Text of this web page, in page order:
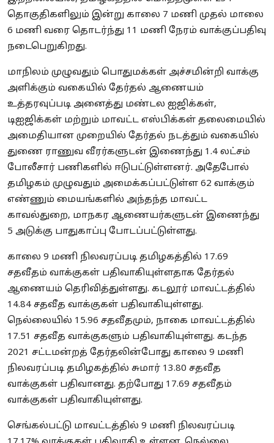
தொகுதிகளிலும் இன்று காலை 7 மணி முதல் மாலை
6 மணி வரை தொடர்ந்து 11 மணி நேரம் வாக்குப்பதிவு
நடைபெறுகிறது.
மாநிலம் முழுவதும் பொதுமக்கள் அச்சமின்றி வாக்கு
அளிக்கும் வகையில் தேர்தல் ஆணையம்
உத்தரவுப்படி அனைத்து மண்டல ஐஜிக்கள்,
டிஐஜிக்கள் மற்றும் மாவட்ட எஸ்பிக்கள் தலைமையில்
அமைதியான முறையில் தேர்தல் நடத்தும் வகையில்
துணை ராணுவ வீரர்களுடன் இணைந்து 1.4 லட்சம்
போலீசார் பணிகளில் ஈடுபட்டுள்ளனர். அதேபோல்
தமிழகம் முழுவதும் அமைக்கப்பட்டுள்ள 62 வாக்கும்
எண்ணும் மையங்களில் அந்தந்த மாவட்ட
காவல்துறை, மாநகர ஆணையர்களுடன் இணைந்து
5 அடுக்கு பாதுகாப்பு போடப்பட்டுள்ளது.
காலை 9 மணி நிலவரப்படி தமிழகத்தில் 17.69
சதவீதம் வாக்குகள் பதிவாகியுள்ளதாக தேர்தல்
ஆணையம் தெரிவித்துள்ளது. கடலூர் மாவட்டத்தில்
14.84 சதவீத வாக்குகள் பதிவாகியுள்ளது.
நெல்லையில் 15.96 சதவீதமும், நாகை மாவட்டத்தில்
17.51 சதவீத வாக்குகளும் பதிவாகியுள்ளது. கடந்த
2021 சட்டமன்றத் தேர்தலின்போது காலை 9 மணி
நிலவரப்படி தமிழகத்தில் சுமார் 13.80 சதவீத
வாக்குகள் பதிவானது. தற்போது 17.69 சதவீதம்
வாக்குகள் பதிவாகியுள்ளது.
செங்கல்பட்டு மாவட்டத்தில் 9 மணி நிலவரப்படி